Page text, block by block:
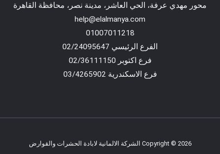
محور مهدي عرفة، الحي العاشر، مدينة نصر، محافظة القاهرة‬
help@elalmanya.com
01007011218
الفرع الرئيسي 02/24095647
فرع اكتوبر 02/36111150
فرع الاسكندرية 03/4265902
Copyright © 2026 الشركة الالمانية لابادة الحشرات والقوارض